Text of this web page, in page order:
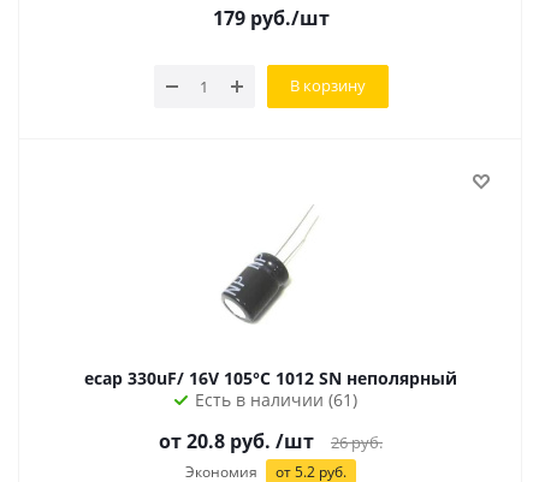
179руб./шт
В корзину
ecap 330uF/ 16V 105°С 1012 SN неполярный
Есть в наличии (61)
от 20.8 руб. /шт 26руб.
Экономия от 5.2 руб.